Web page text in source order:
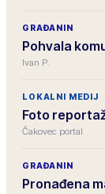
GRAĐANIN
Pohvala
Ivan P.
LOKALNI MEDIJ
Foto
Čakovec portal
GRAĐANIN
Pronađena